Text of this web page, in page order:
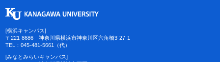
[横浜キャンパス]
〒221-8686 神奈川県横浜市神奈川区六角橋3-27-1
TEL：045-481-5661（代）
[みなとみらいキャンパス]